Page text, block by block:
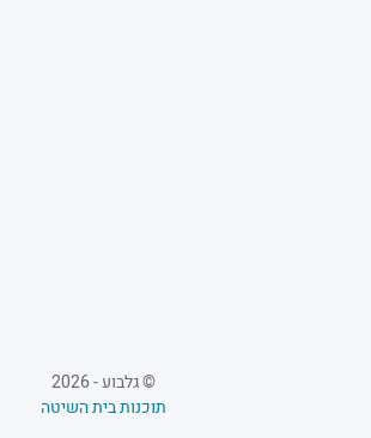
©גלבוע-
2026
תוכנות בית השיטה